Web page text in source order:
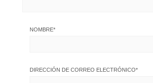
NOMBRE*
DIRECCIÓN DE CORREO ELECTRÓNICO*